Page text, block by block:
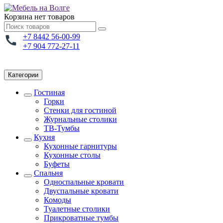
Корзина нет товаров
+7 8442 56-00-99
+7 904 772-27-11
Категории
Гостиная
Горки
Стенки для гостиной
Журнальные столики
TВ-Тумбы
Кухня
Кухонные гарнитуры
Кухонные столы
Буфеты
Спальня
Односпальные кровати
Двуспальные кровати
Комоды
Туалетные столики
Прикроватные тумбы